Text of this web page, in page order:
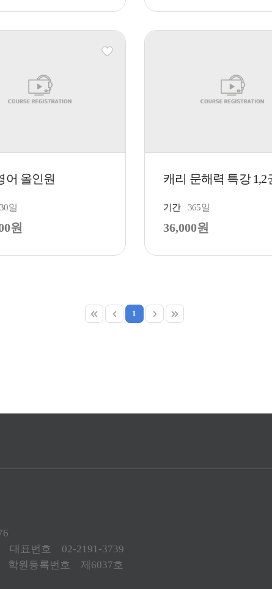
어 올인원
일
원
캐리 문해력 특강 1,2
기간 365일
36,000원
1
) 대표번호 02-2191-3739
원등록번호 제6037호